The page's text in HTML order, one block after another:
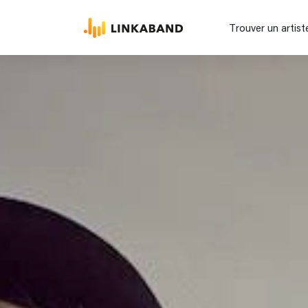
Trouver un